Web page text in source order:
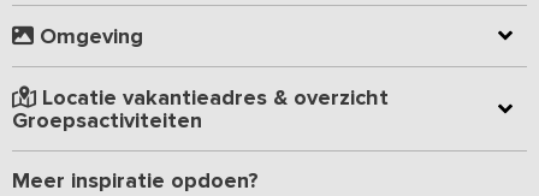
op het zuiden. Voor de kinderen staan trapskelters klaar. Ook
kunnen ze spelen met zand en water of lekker schommelen. Het
uitzicht is prachtig en vanuit de woning wandelt u zo het bos in.
In combinatie met onze 12-persoons vakantiewoning, zijn er
overnachtingsplaatsen voor 34 personen. Zie Vakantieadres: 2196
Omgeving
Locatie vakantieadres & overzicht
Groepsactiviteiten
Meer inspiratie opdoen?